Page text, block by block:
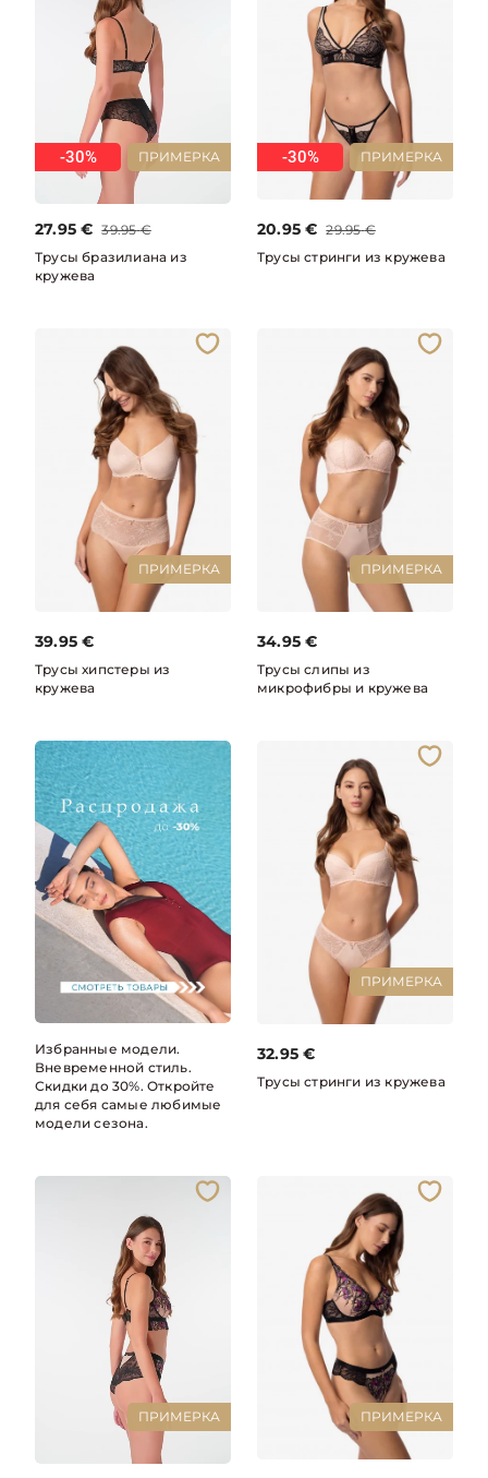
ПРИМЕРКА
-30%
27.95 € 39.95 €
Трусы бразилиана из
кружева
ПРИМЕРКА
-30%
20.95 € 29.95 €
Трусы стринги из кружева
ПРИМЕРКА
39.95 €
Трусы хипстеры из
кружева
ПРИМЕРКА
34.95 €
Трусы слипы из
микрофибры и кружева
Избранные модели.
Вневременной стиль.
Скидки до 30%. Откройте
для себя самые любимые
модели сезона.
ПРИМЕРКА
32.95 €
Трусы стринги из кружева
ПРИМЕРКА ПРИМЕРКА